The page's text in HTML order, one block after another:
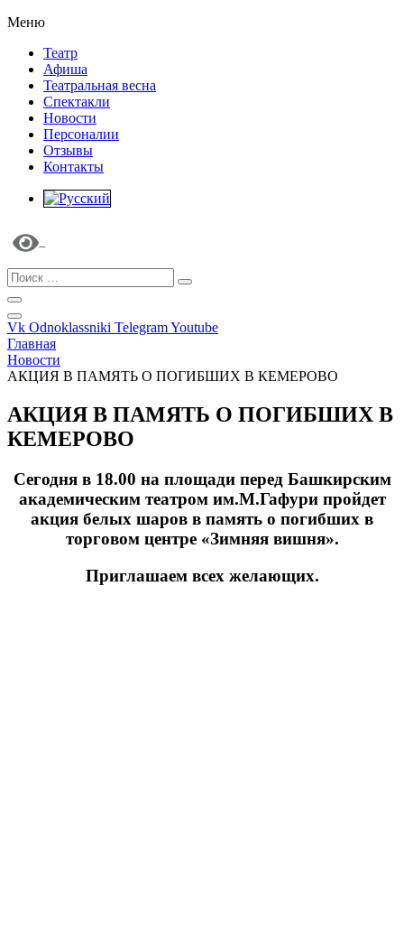
Меню
Театр
Афиша
Театральная весна
Спектакли
Новости
Персоналии
Отзывы
Контакты
Vk Odnoklassniki TelegramYoutube
Главная
Новости
АКЦИЯ В ПАМЯТЬ О ПОГИБШИХ В КЕМЕРОВО
АКЦИЯ В ПАМЯТЬ О ПОГИБШИХ В
КЕМЕРОВО
Сегодня в 18.00 на площади перед Башкирским
академическим театром им.М.Гафури пройдет
акция белых шаров в память о погибших в
торговом центре «Зимняя вишня».
Приглашаем всех желающих.